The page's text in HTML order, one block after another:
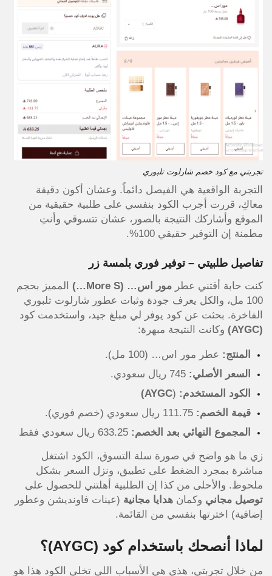
تجربتي مع كود خصم شارلوت تلبوري
التجربة الواقعية هي الفيصل دائماً. وعشان أكون دقيقة
معاكِ، قررت أجرب الكود بنفسي على طلبية حقيقية من
الموقع وأشاركك النتيجة بالصور، عشان تتسوقي وأنتِ
مطمنة إن التوفير حقيقي 100%.
تفاصيل طلبيتي – توفير فوري بلمسة زر
كنت حابة أقتني عطر مور اس… (More S…)
المميز بحجم
100 مل، والكل يعرف جودة وثبات عطور شارلوت تلبوري
الفاخرة. بحثت عن كود يوفر لي مبلغ جيد، واستخدمت كود
(AYGC)
وكانت النتيجة مبهرة:
المنتج: عطر مور اس… (100 مل).
السعر الأصلي:
الكود المستخدم: (
AYGC)
قيمة الخصم:
المجموع النهائي بعد الخصم:
زي ما هو واضح في صورة سلة التسوق، الكود اشتغل
مباشرة بمجرد الضغط على تطبيق، ونزل السعر بشكل
ملحوظ. والأحلى من كذا إن الطلبية أهلتني للحصول على
توصيل مجاني وكمان هدايا مجانية (عينات فاونديشن وعطور
إضافية) اخترتها بنفسي من القائمة.
لماذا أنصحك باستخدام كود (AYGC)؟
من خلال تجربتي، هذي هي الأسباب اللي تخلي الكود هذا هو